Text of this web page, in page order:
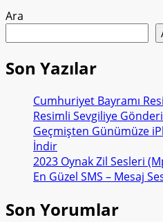
Ara
Son Yazılar
Cumhuriyet Bayramı
Resimli Sevgiliye
Geçmişten Günümüze
İndir
2023 Oynak Zil Sesleri
En Güzel SMS – Mesaj
Son Yorumlar